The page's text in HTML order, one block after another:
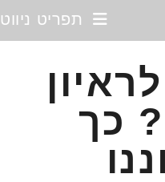
תפריט ניווט
כך